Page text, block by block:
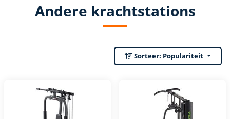
Andere krachtstations
Sorteer: Populariteit